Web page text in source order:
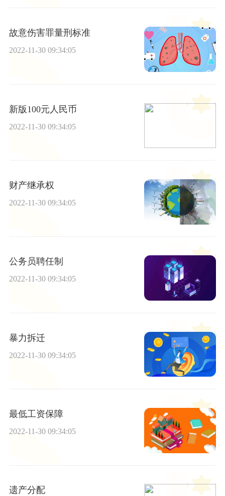
故意伤害罪量刑标准
2022-11-30 09:34:05
新版100元人民币
2022-11-30 09:34:05
财产继承权
2022-11-30 09:34:05
公务员聘任制
2022-11-30 09:34:05
暴力拆迁
2022-11-30 09:34:05
最低工资保障
2022-11-30 09:34:05
遗产分配